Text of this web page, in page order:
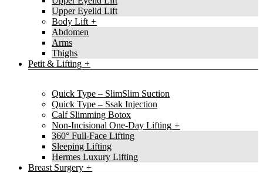
Upper Eyelid Lift
Body Lift
Abdomen
Arms
Thighs
Petit & Lifting
Quick Type – SlimSlim Suction
Quick Type – Ssak Injection
Calf Slimming Botox
Non-Incisional One-Day Lifting
360° Full-Face Lifting
Sleeping Lifting
Hermes Luxury Lifting
Breast Surgery